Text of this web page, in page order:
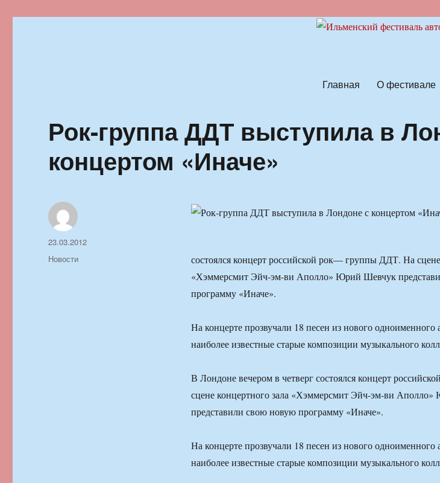
Главная О фестивале
Рок-группа ДДТ выступила в
концертом «Иначе»
состоялся концерт российской рок— группы ДДТ. На
«Хэммерсмит Эйч-эм-ви Аполло» Юрий Шевчук
программу «Иначе».
На концерте прозвучали 18 песен из нового
наиболее известные старые композиции музыкального
В Лондоне вечером в четверг состоялся концерт
сцене концертного зала «Хэммерсмит Эйч-эм-ви
представили свою новую программу «Иначе».
На концерте прозвучали 18 песен из нового
наиболее известные старые композиции музыкального
Автор
Опубликовано
23.03.2012
Рубрики
Новости